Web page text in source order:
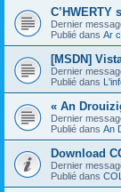
Dernier
Publié dans Ar
[MSDN]
Dernier
Publié dans
« An
Dernier
Publié dans An
Download
Dernier
Publié dans